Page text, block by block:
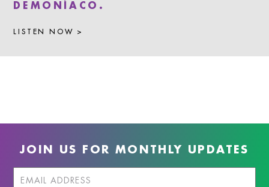
DEMONÍACO.
LISTEN NOW >
JOIN US FOR MONTHLY UPDATES